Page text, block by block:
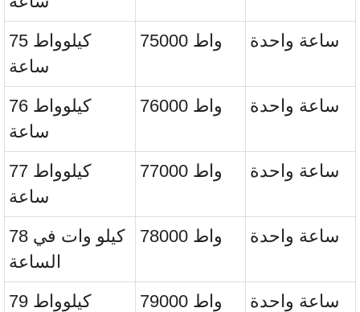
75 كيلوواط
ساعة
75000 واط ساعة واحدة
76 كيلوواط
ساعة
76000 واط ساعة واحدة
77 كيلوواط
ساعة
77000 واط ساعة واحدة
78 كيلو وات في
الساعة
78000 واط ساعة واحدة
79 كيلوواط
79000 واط ساعة واحدة